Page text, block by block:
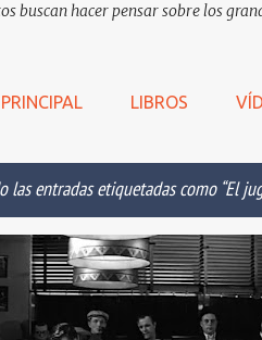
buscan hacer pensar sobre los
LIBROS
las entradas etiquetadas como El
AMOR CORRECCIÓN DARSE